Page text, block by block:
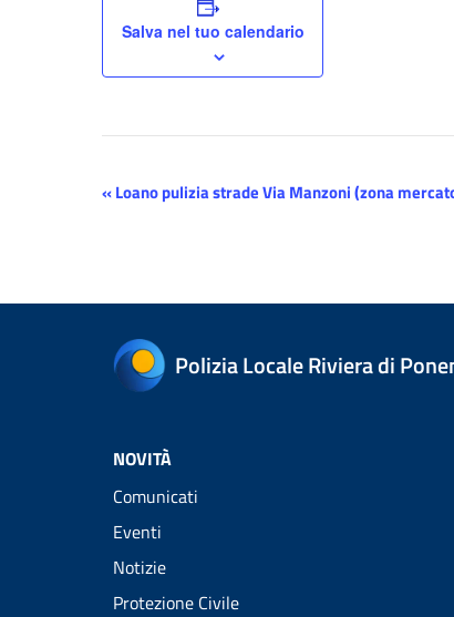
Salva nel tuo calendario
Evento
«Loano pulizia strade Via Manzoni (zona
Polizia Locale Riviera di
NOVITÀ
Comunicati
Eventi
Notizie
Protezione Civile